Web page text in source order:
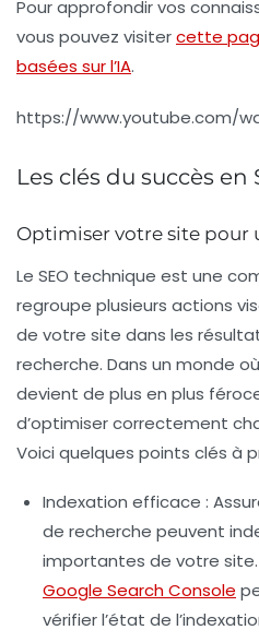
Pour approfondir vos
vous pouvez visitercette
basées sur l’IA.
https://www.youtube.com/
Les clés du succès
Optimiser votre site pour
Le SEO technique est une
regroupe plusieurs actions
de votre site dans les
recherche. Dans un monde
devient de plus en plus
d’optimiser correctement
Voici quelques points clés à
Indexation efficace :
de recherche peuvent
importantes de votre
Google Search Console
vérifier l’état de